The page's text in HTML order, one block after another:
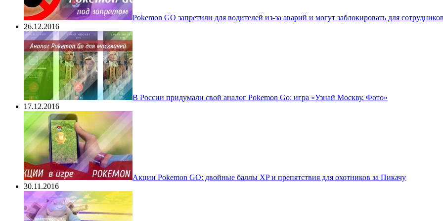
Pokеmon GO запретили для водителей из-за аварий и могут заблокировать для
26.12.2016
В России придумали свой аналог Pokemon Go: игра «Узнай Москву. Фото»
17.12.2016
Акции Pokemon GO: двойные баллы XP и препятствия для охотников за Пикачу
30.11.2016